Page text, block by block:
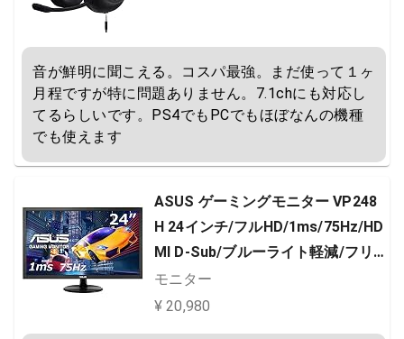
音が鮮明に聞こえる。コスパ最強。まだ使って１ヶ
月程ですが特に問題ありません。7.1chにも対応し
てるらしいです。PS4でもPCでもほぼなんの機種
でも使えます
ASUS ゲーミングモニター VP248
H 24インチ/フルHD/1ms/75Hz/HD
MI D-Sub/ブルーライト軽減/フリ
ッカーフリー/VESA対応/スピーカ
ー/3年保証
モニター
¥ 20,980